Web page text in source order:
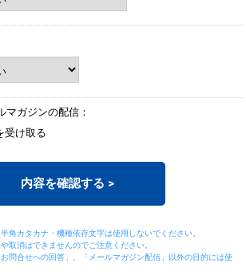
マガジンの配信：
受け取る
内容を確認する >
角カタカナ・機種依存文字は使用しないでください。
取消はできませんのでご注意ください。
問合せへの回答」、「メールマガジン配信」以外の目的には使